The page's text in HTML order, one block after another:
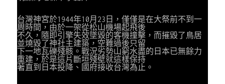
台灣神宮於1944年10月23日，僅僅是在大祭前不到一
周時間，由於一架從松山機場起飛後
不久，隨即引擎失效墜毀的客機撞擊，而摧毀了鳥居
並燒毀了神社主建築，空難過後只留
下一地瓦礫殘骸。戰況劣勢山窮水盡的日本已無餘力
重建，於是這片斷垣殘壁就這樣保持
著直到日本投降、國府接收台灣為止。